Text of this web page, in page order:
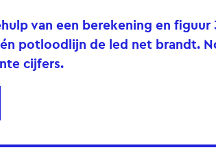
van een berekening en figuur
potloodlijn de led net brandt.
cijfers.